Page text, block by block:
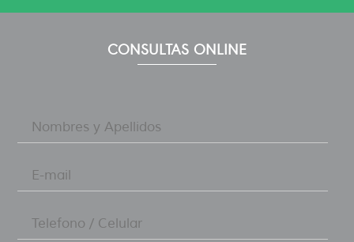
CONSULTAS ONLINE